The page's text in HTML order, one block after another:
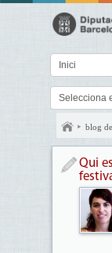
blog
Qui